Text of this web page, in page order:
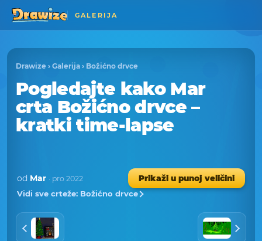
GALERIJA
Drawize › Galerija › Božićno drvce
Pogledajte kako Mar
crta Božićno drvce –
kratki time-lapse
od Mar · pro 2022
Prikaži u punoj veličini
Vidi sve crteže: Božićno drvce